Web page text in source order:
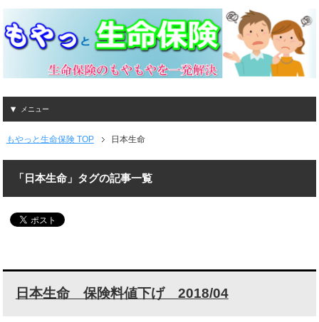
メニュー
もやっと生命保険 TOP 日本生命
「日本生命」タグの記事一覧
日本生命 保険料値下げ 2018/04